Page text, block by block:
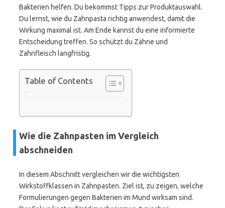
Bakterien helfen. Du bekommst Tipps zur Produktauswahl.
Du lernst, wie du Zahnpasta richtig anwendest, damit die
Wirkung maximal ist. Am Ende kannst du eine informierte
Entscheidung treffen. So schützt du Zähne und
Zahnfleisch langfristig.
Table of Contents
Wie die Zahnpasten im Vergleich
abschneiden
In diesem Abschnitt vergleichen wir die wichtigsten
Wirkstoffklassen in Zahnpasten. Ziel ist, zu zeigen, welche
Formulierungen gegen Bakterien im Mund wirksam sind.